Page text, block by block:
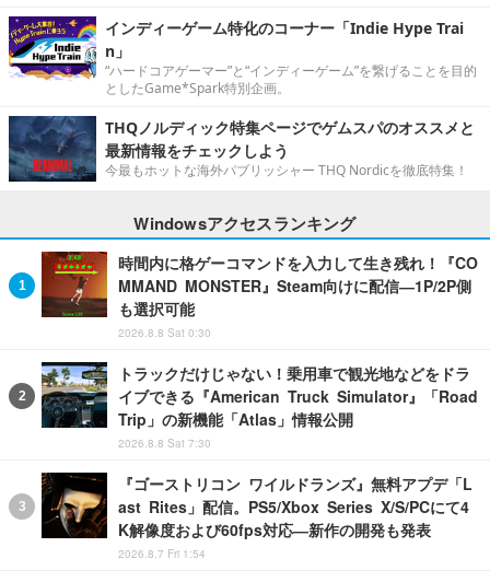
インディーゲーム特化のコーナー「Indie Hype Trai
n」
“ハードコアゲーマー”と“インディーゲーム”を繋げることを目的
としたGame*Spark特別企画。
THQノルディック特集ページでゲムスパのオススメと
最新情報をチェックしよう
今最もホットな海外パブリッシャー THQ Nordicを徹底特集！
Windowsアクセスランキング
時間内に格ゲーコマンドを入力して生き残れ！『CO
MMAND MONSTER』Steam向けに配信―1P/2P側
も選択可能
2026.8.8 Sat 0:30
トラックだけじゃない！乗用車で観光地などをドラ
イブできる『American Truck Simulator』「Road
Trip」の新機能「Atlas」情報公開
2026.8.8 Sat 7:30
『ゴーストリコン ワイルドランズ』無料アプデ「L
ast Rites」配信。PS5/Xbox Series X/S/PCにて4
K解像度および60fps対応―新作の開発も発表
2026.8.7 Fri 1:54